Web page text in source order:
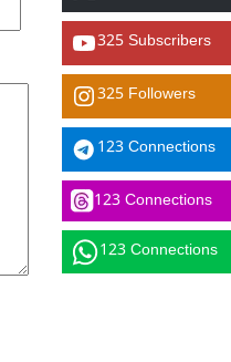
325 Subscribers
325 Followers
123 Connections
123 Connections
123 Connections